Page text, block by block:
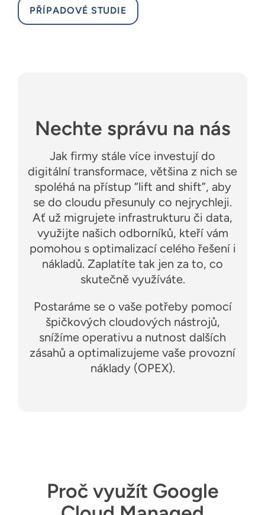
PŘÍPADOVÉ STUDIE
Nechte správu na nás
Jak firmy stále více investují do
digitální transformace, většina z nich se
spoléhá na přístup “lift and shift”, aby
se do cloudu přesunuly co nejrychleji.
Ať už migrujete infrastrukturu či data,
využijte našich odborníků, kteří vám
pomohou s optimalizací celého řešení i
nákladů. Zaplatíte tak jen za to, co
skutečně využíváte.
Postaráme se o vaše potřeby pomocí
špičkových cloudových nástrojů,
snížíme operativu a nutnost dalších
zásahů a optimalizujeme vaše provozní
náklady (OPEX).
Proč využít Google